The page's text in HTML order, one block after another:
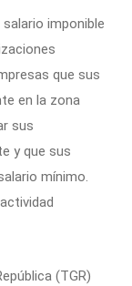
imponible
que sus
en la zona
sus
y que sus
mínimo.
(TGR)